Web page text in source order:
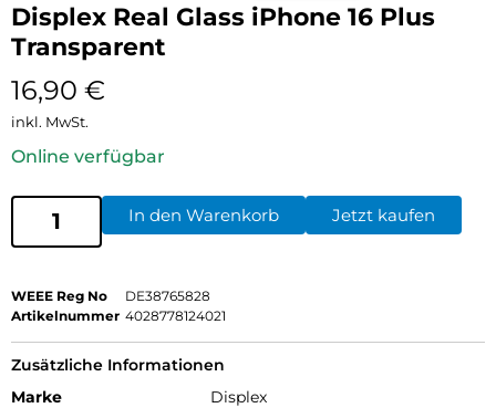
Displex Real Glass iPhone 16 Plus
Transparent
16,90 €
inkl. MwSt.
Online verfügbar
In den Warenkorb Jetzt kaufen
WEEE Reg No
DE38765828
Artikelnummer 4028778124021
Zusätzliche Informationen
Marke
Displex